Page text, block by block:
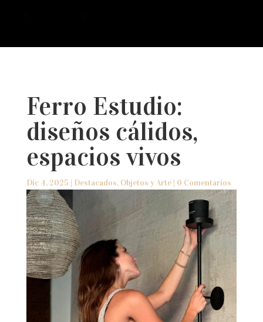
Ferro Estudio:
diseños cálidos,
espacios vivos
Dic 4, 2025 | Destacados, Objetos y Arte| 0 Comentarios